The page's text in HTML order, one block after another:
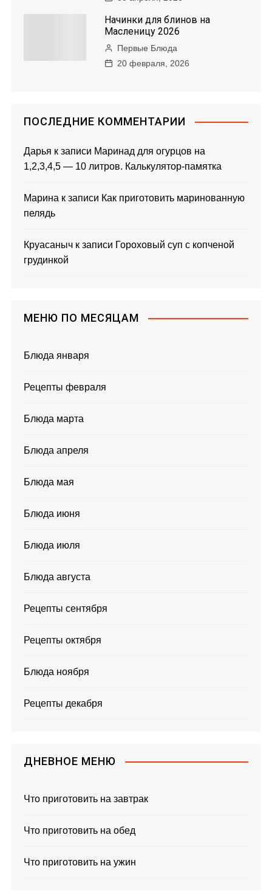
Начинки для блинов на
Масленицу 2026
Первые Блюда
20 февраля, 2026
ПОСЛЕДНИЕ КОММЕНТАРИИ
Дарья к записи Маринад для огурцов на
1,2,3,4,5 — 10 литров. Калькулятор-памятка
Марина к записи Как приготовить маринованную
пелядь
Круасаныч к записи Гороховый суп с копченой
грудинкой
МЕНЮ ПО МЕСЯЦАМ
Блюда января
Рецепты февраля
Блюда марта
Блюда апреля
Блюда мая
Блюда июня
Блюда июля
Блюда августа
Рецепты сентября
Рецепты октября
Блюда ноября
Рецепты декабря
ДНЕВНОЕ МЕНЮ
Что приготовить на завтрак
Что приготовить на обед
Что приготовить на ужин